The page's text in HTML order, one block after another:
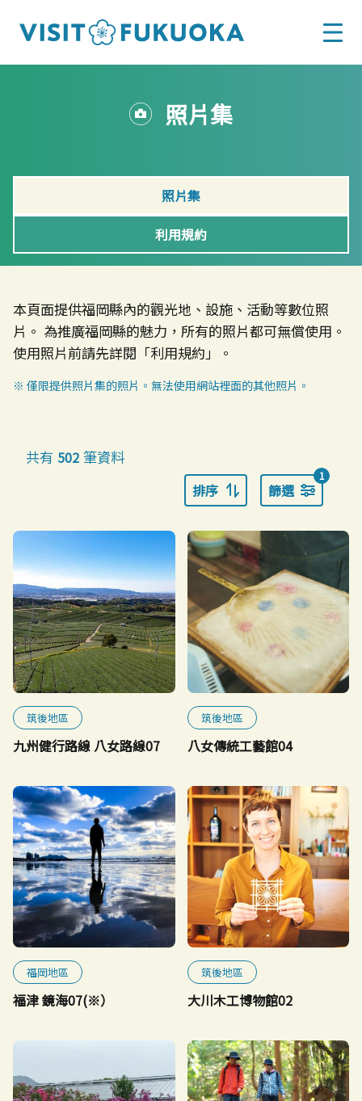
照片集
照片集
利用規約
本頁面提供福岡縣內的觀光地、設施、活動等數位照
片。 為推廣福岡縣的魅力，所有的照片都可無償使用。
使用照片前請先詳閱「利用規約」。
※ 僅限提供照片集的照片。無法使用網站裡面的其他照片。
共有 502 筆資料
排序 篩選
1
筑後地區
九州健行路線 八女路線07
筑後地區
八女傳統工藝館04
福岡地區
福津 鏡海07(※）
筑後地區
大川木工博物館02